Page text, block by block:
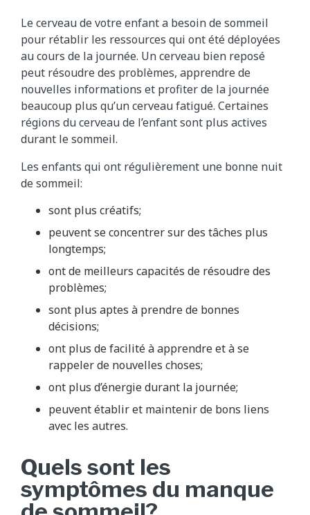
Le cerveau de votre enfant a besoin de sommeil
pour rétablir les ressources qui ont été déployées
au cours de la journée. Un cerveau bien reposé
peut résoudre des problèmes, apprendre de
nouvelles informations et profiter de la journée
beaucoup plus qu’un cerveau fatigué. Certaines
régions du cerveau de l’enfant sont plus actives
durant le sommeil.
Les enfants qui ont régulièrement une bonne nuit
de sommeil:
sont plus créatifs;
peuvent se concentrer sur des tâches plus
longtemps;
ont de meilleurs capacités de résoudre des
problèmes;
sont plus aptes à prendre de bonnes
décisions;
ont plus de facilité à apprendre et à se
rappeler de nouvelles choses;
ont plus d’énergie durant la journée;
peuvent établir et maintenir de bons liens
avec les autres.
Quels sont les
symptômes du manque